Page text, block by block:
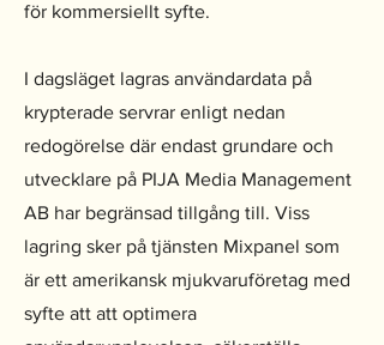
för kommersiellt syfte.
I dagsläget lagras användardata på
krypterade servrar enligt nedan
redogörelse där endast grundare och
utvecklare på PIJA Media Management
AB har begränsad tillgång till. Viss
lagring sker på tjänsten Mixpanel som
är ett amerikansk mjukvaruföretag med
syfte att att optimera